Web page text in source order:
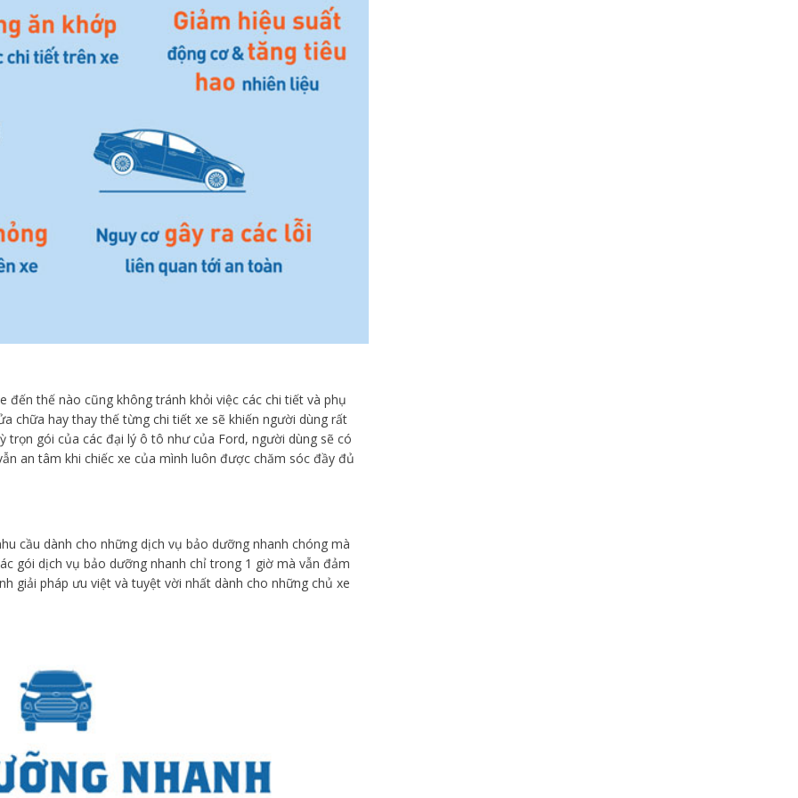
đến thế nào cũng không tránh khỏi việc các chi tiết và phụ
chữa hay thay thế từng chi tiết xe sẽ khiến người dùng rất
trọn gói của các đại lý ô tô như của Ford, người dùng sẽ có
an tâm khi chiếc xe của mình luôn được chăm sóc đầy đủ
cầu dành cho những dịch vụ bảo dưỡng nhanh chóng mà
gói dịch vụ bảo dưỡng nhanh chỉ trong 1 giờ mà vẫn đảm
giải pháp ưu việt và tuyệt vời nhất dành cho những chủ xe